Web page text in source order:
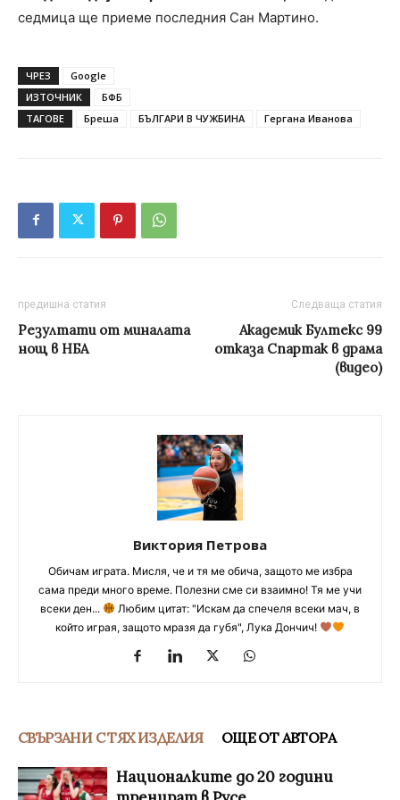
седмица ще приеме последния Сан Мартино.
ЧРЕЗ
Google
ИЗТОЧНИК
БФБ
ТАГОВЕ
Бреша БЪЛГАРИ В ЧУЖБИНА Гергана Иванова
предишна статия
Резултати от миналата
нощ в НБА
Следваща статия
Академик Бултекс 99
отказа Спартак в драма
(видео)
Виктория Петрова
Обичам играта. Мисля, че и тя ме обича, защото ме избра
сама преди много време. Полезни сме си взаимно! Тя ме учи
всеки ден...
Любим цитат: "Искам да спечеля всеки мач, в
който играя, защото мразя да губя", Лука Дончич!
СВЪРЗАНИ С ТЯХ ИЗДЕЛИЯ ОЩЕ ОТ АВТОРА
Националките до 20 години